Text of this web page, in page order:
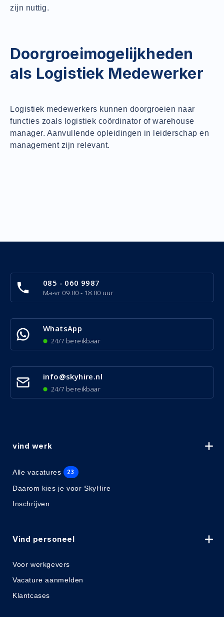
zijn nuttig.
Doorgroeimogelijkheden
als Logistiek Medewerker
Logistiek medewerkers kunnen doorgroeien naar
functies zoals logistiek coördinator of warehouse
manager. Aanvullende opleidingen in leiderschap en
management zijn relevant.
085 - 060 9987
Ma-vr 09.00 - 18.00 uur
WhatsApp
24/7 bereikbaar
info@skyhire.nl
24/7 bereikbaar
vind werk
Alle vacatures 23
Daarom kies je voor SkyHire
Inschrijven
Vind personeel
Voor werkgevers
Vacature aanmelden
Klantcases